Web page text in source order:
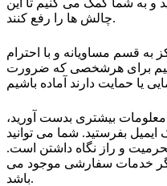
چالش ها را رفع کنند.
به قسم مساویانه و با احترام
برای هرشخصی که ضرورت
بیشتری بدست آورید،
ایمیل بفرستید. شما می توانید
و راز نگاه داشتن است.
خدمات سفارشی موجود می
باشد.